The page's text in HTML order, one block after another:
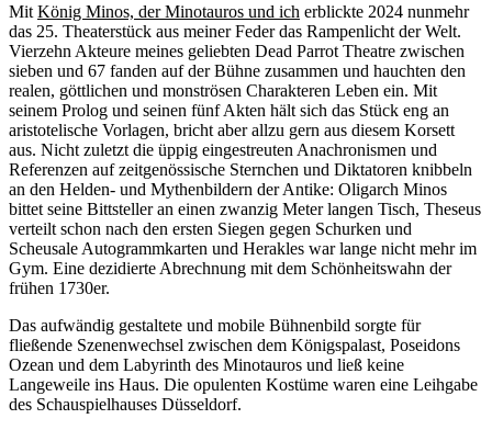
Mit König Minos, der Minotauros und ich erblickte 2024 nunmehr
das 25. Theaterstück aus meiner Feder das Rampenlicht der Welt.
Vierzehn Akteure meines geliebten Dead Parrot Theatre zwischen
sieben und 67 fanden auf der Bühne zusammen und hauchten den
realen, göttlichen und monströsen Charakteren Leben ein. Mit
seinem Prolog und seinen fünf Akten hält sich das Stück eng an
aristotelische Vorlagen, bricht aber allzu gern aus diesem Korsett
aus. Nicht zuletzt die üppig eingestreuten Anachronismen und
Referenzen auf zeitgenössische Sternchen und Diktatoren knibbeln
an den Helden- und Mythenbildern der Antike: Oligarch Minos
bittet seine Bittsteller an einen zwanzig Meter langen Tisch, Theseus
verteilt schon nach den ersten Siegen gegen Schurken und
Scheusale Autogrammkarten und Herakles war lange nicht mehr im
Gym. Eine dezidierte Abrechnung mit dem Schönheitswahn der
frühen 1730er.
Das aufwändig gestaltete und mobile Bühnenbild sorgte für
fließende Szenenwechsel zwischen dem Königspalast, Poseidons
Ozean und dem Labyrinth des Minotauros und ließ keine
Langeweile ins Haus. Die opulenten Kostüme waren eine Leihgabe
des Schauspielhauses Düsseldorf.